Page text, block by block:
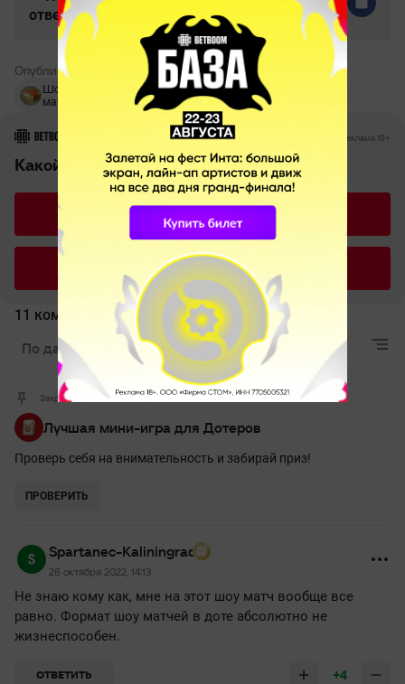
ответом
Опубликовано: Серёжа Лебедев
Шоу-
матч
Valve
The
International
Реклама 18+
Какой игрок старше?
RAMZES666
11 комментариев
По дате Лучшие Актуальные
Закрепленный комментарий
Лучшая мини-игра для Дотеров
Проверь себя на внимательность и забирай приз!
ПРОВЕРИТЬ
Spartanec-Kaliningrad
26 октября 2022, 14:13
Не знаю кому как, мне на этот шоу матч вообще все
равно. Формат шоу матчей в доте абсолютно не
жизнеспособен.
ОТВЕТИТЬ +4